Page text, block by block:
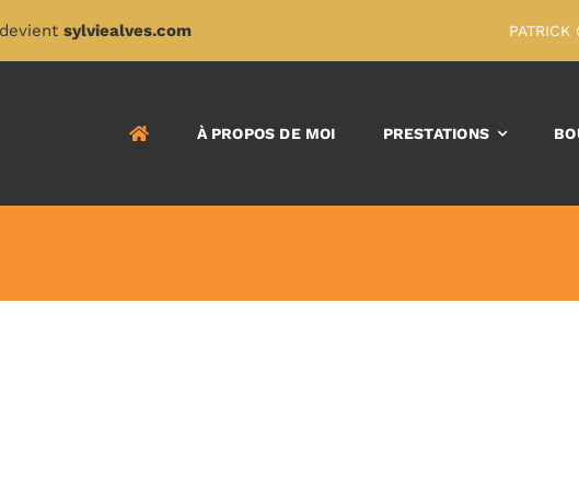
devient sylviealves.com PATRICK
À PROPOS DE MOI PRESTATIONS